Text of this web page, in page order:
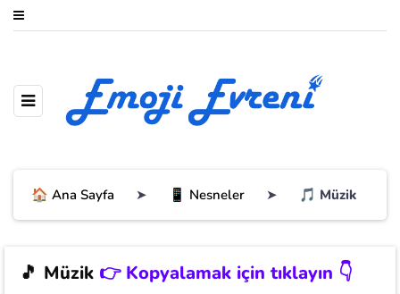
🏠 Ana Sayfa ➤ 📱 Nesneler ➤ 🎵 Müzik
🎵 Müzik 👉 Kopyalamak için tıklayın 👇